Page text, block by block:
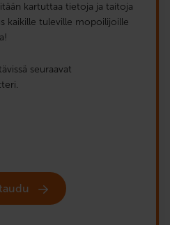
kartuttaa tietoja ja taitoja
kaikille tuleville mopoilijoille
seuraavat